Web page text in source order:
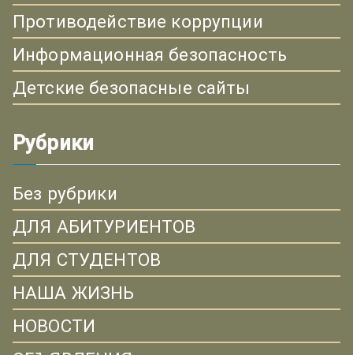
Противодействие коррупции
Информационная безопасность
Детские безопасные сайты
Рубрики
Без рубрики
ДЛЯ АБИТУРИЕНТОВ
ДЛЯ СТУДЕНТОВ
НАША ЖИЗНЬ
НОВОСТИ